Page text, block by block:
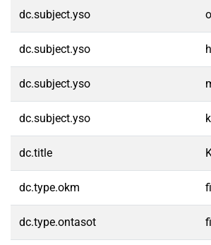
dc.subject.yso
dc.subject.yso
dc.subject.yso
dc.subject.yso
dc.title
dc.type.okm
dc.type.ontasot